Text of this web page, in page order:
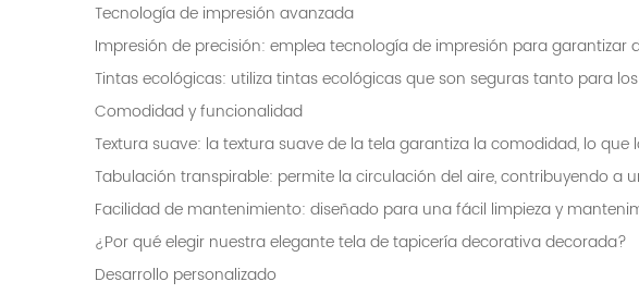
Tecnología de impresión avanzada
Impresión de precisión: emplea tecnología de impresión para garantizar
Tintas ecológicas: utiliza tintas ecológicas que son seguras tanto para
Comodidad y funcionalidad
Textura suave: la textura suave de la tela garantiza la comodidad, lo
Tabulación transpirable: permite la circulación del aire, contribuyendo a
Facilidad de mantenimiento: diseñado para una fácil limpieza y
¿Por qué elegir nuestra elegante tela de tapicería decorativa decorada?
Desarrollo personalizado